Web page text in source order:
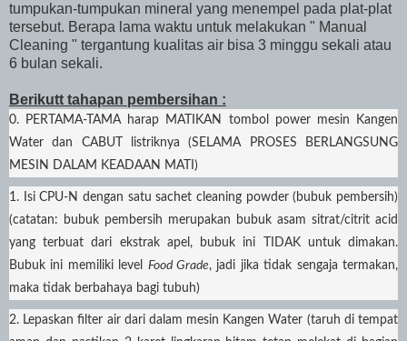
tumpukan-tumpukan mineral yang menempel pada plat-plat
tersebut. Berapa lama waktu untuk melakukan " Manual
Cleaning " tergantung kualitas air bisa 3 minggu sekali atau
6 bulan sekali.
Berikutt tahapan pembersihan :
0. PERTAMA-TAMA harap MATIKAN tombol power mesin Kangen
Water dan CABUT listriknya (SELAMA PROSES BERLANGSUNG
MESIN DALAM KEADAAN MATI)
1. Isi CPU-N dengan satu sachet cleaning powder (bubuk pembersih)
(catatan: bubuk pembersih merupakan bubuk asam sitrat/citrit acid
yang terbuat dari ekstrak apel, bubuk ini TIDAK untuk dimakan.
Bubuk ini memiliki level Food Grade, jadi jika tidak sengaja termakan,
maka tidak berbahaya bagi tubuh)
2. Lepaskan filter air dari dalam mesin Kangen Water (taruh di tempat